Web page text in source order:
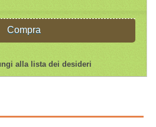
Compra
alla lista dei desideri